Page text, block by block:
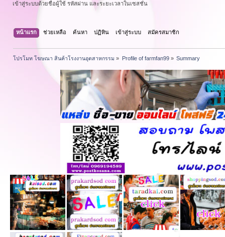
เข้าสู่ระบบด้วยชื่อผู้ใช้ รหัสผ่าน และระยะเวลาในเซสชั่น
หน้าแรก ช่วยเหลือ ค้นหา ปฏิทิน เข้าสู่ระบบ สมัครสมาชิก
โปรโมท โฆษณา สินค้าโรงงานอุตสาหกรรม » Profile of farmfan99» Summary